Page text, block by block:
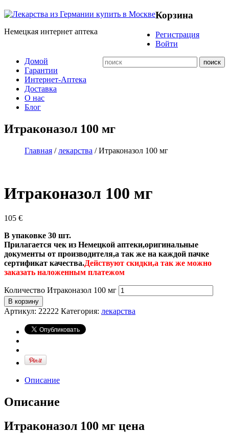
Немецкая интернет аптека
Корзина
Регистрация
Войти
Домой
Гарантии
Интернет-Аптека
Доставка
О нас
Блог
Итраконазол 100 мг
Главная /лекарства / Итраконазол 100 мг
Итраконазол 100 мг
105 €
В упаковке 30 шт.
Прилагается чек из Немецкой аптеки,оригинальные
документы от производителя,а так же на каждой пачке
сертификат качества.Действуют скидки,а так же можно
заказать наложенным платежом
Количество Итраконазол 100 мг
В корзину
Артикул: 22222 Категория: лекарства
Описание
Описание
Итраконазол 100 мг цена